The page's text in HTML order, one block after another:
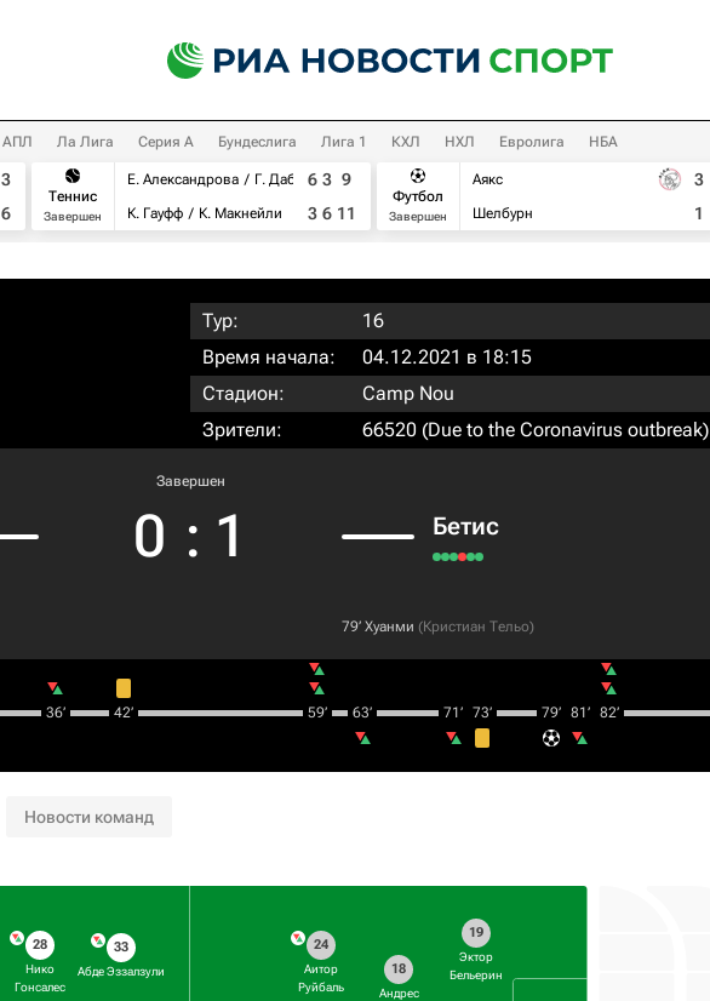
АПЛ Ла Лига Серия А Бундеслига Лига 1 КХЛ НХЛ Евролига НБА
3
6
Теннис
Завершен
Е. Александрова
Г. Дабровски
К. Гауфф
К. Макнейли
6 3 9
3 6 11
Футбол
Завершен
Аякс
Шелбурн
3
1
Тур:
16
Время начала:
04.12.2021 в 18:15
Стадион:
Camp Nou
Зрители:
66520 (Due to the Coronavirus outbreak)
Завершен
0 : 1 Бетис
79‎’‎ Хуанми (Кристиан Тельо)
36‎’‎ 42‎’‎ 59‎’‎ 63‎’‎ 71‎’‎ 73‎’‎ 79‎’‎ 81‎’‎ 82‎’‎
Новости команд
28
Нико
Гонсалес
33
Абде Эззалзули
19
Эктор
Бельерин
18
Андрес
24
Аитор
Руйбаль